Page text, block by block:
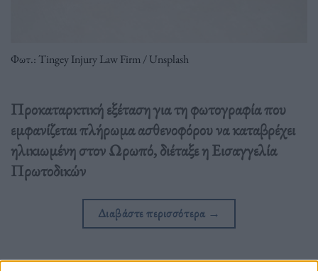
Φωτ.: Tingey Injury Law Firm / Unsplash
Προκαταρκτική εξέταση για τη φωτογραφία που
εμφανίζεται πλήρωμα ασθενοφόρου να καταβρέχει
ηλικιωμένη στον Ωρωπό, διέταξε η Εισαγγελία
Πρωτοδικών
Διαβάστε περισσότερα →